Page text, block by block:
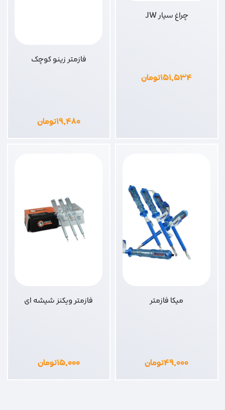
چراغ سیار JW
۱۵۱,۵۳۴تومان
فازمتر زینو کوچک
۱۹,۴۸۰تومان
میکا فازمتر
۴۹,۰۰۰تومان
فازمتر ویکنز شیشه ای
۱۵,۰۰۰تومان